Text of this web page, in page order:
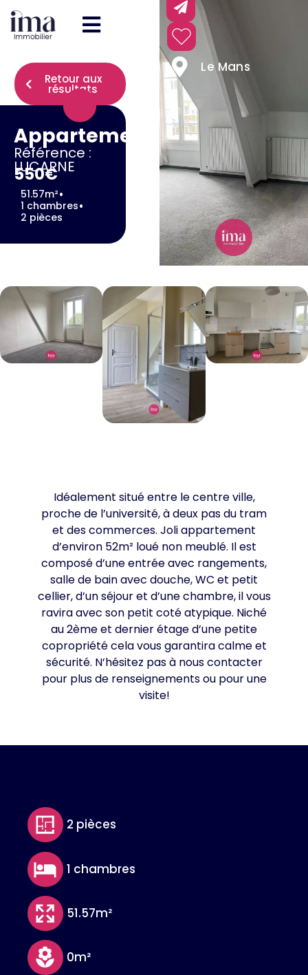
Retour aux
résultats
Appartement
Référence :
LUCARNE
550€
51.57m²•
1 chambres•
2 pièces
Le Mans
Idéalement situé entre le centre ville,
proche de l’université, à deux pas du tram
et des commerces. Joli appartement
d’environ 52m² loué non meublé. Il est
composé d’une entrée avec rangements,
salle de bain avec douche, WC et petit
cellier, d’un séjour et d’une chambre, il vous
ravira avec son petit coté atypique. Niché
au 2ème et dernier étage d’une petite
copropriété cela vous garantira calme et
sécurité. N’hésitez pas à nous contacter
pour plus de renseignements ou pour une
visite!
2 pièces
1 chambres
51.57m²
0m²